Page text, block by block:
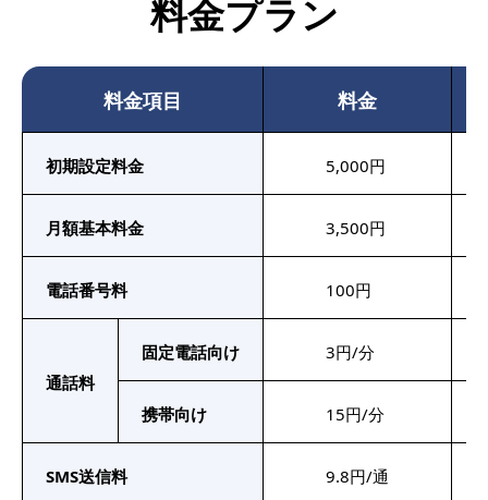
料金プラン
料金項目 料金
初期設定料金 5,000円
月額基本料金 3,500円
電話番号料 100円
通話料
固定電話向け 3円/分
携帯向け 15円/分
SMS送信料 9.8円/通